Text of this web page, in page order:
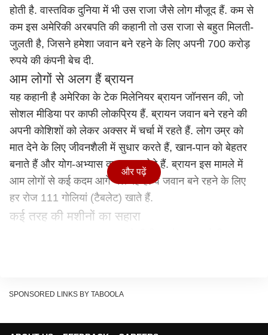
होती है. वास्तविक दुनिया में भी उस राजा जैसे लोग मौजूद हैं. कम से
कम इस अमेरिकी अरबपति की कहानी तो उस राजा से बहुत मिलती-
जुलती है, जिसने हमेशा जवान बने रहने के लिए अपनी 700 करोड़
रुपये की कंपनी बेच दी.
आम लोगों से अलग हैं ब्रायन
यह कहानी है अमेरिका के टेक मिलेनियर ब्रायन जॉनसन की, जो
सोशल मीडिया पर काफी लोकप्रिय हैं. ब्रायन जवान बने रहने की
अपनी कोशिशों को लेकर अक्सर में चर्चा में रहते हैं. लोग उम्र को
मात देने के लिए जीवनशैली में सुधार करते हैं, खान-पान को बेहतर
बनाते हैं और योग-अभ्यास का सहारा लेते हैं. ब्रायन इस मामले में
आम लोगों से कई कदम आगे चल रहे हैं. वे जवान बने रहने के लिए
हर रोज 111 गोलियां (टैबलेट) खाते हैं.
कई तरह की मशीनों का सहारा
और पढ़ें
SPONSORED LINKS BY TABOOLA